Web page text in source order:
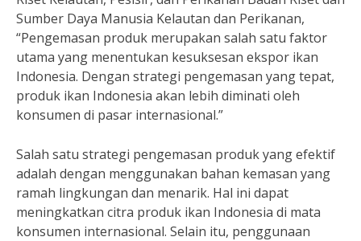
Sumber Daya Manusia Kelautan dan Perikanan,
“Pengemasan produk merupakan salah satu faktor
utama yang menentukan kesuksesan ekspor ikan
Indonesia. Dengan strategi pengemasan yang tepat,
produk ikan Indonesia akan lebih diminati oleh
konsumen di pasar internasional.”
Salah satu strategi pengemasan produk yang efektif
adalah dengan menggunakan bahan kemasan yang
ramah lingkungan dan menarik. Hal ini dapat
meningkatkan citra produk ikan Indonesia di mata
konsumen internasional. Selain itu, penggunaan